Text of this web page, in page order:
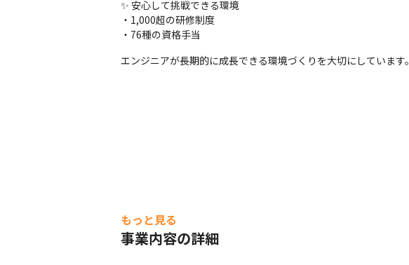
✨ 安心して挑戦できる環境
・1,000超の研修制度
・76種の資格手当
エンジニアが長期的に成長できる環境づくりを大切にしています。
もっと見る
事業内容の詳細